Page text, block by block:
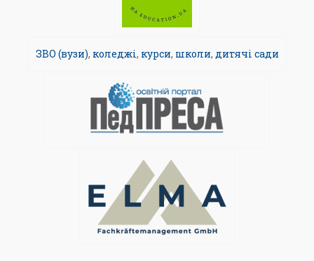
ЗВО (вузи), коледжі, курси, школи, дитячі сади